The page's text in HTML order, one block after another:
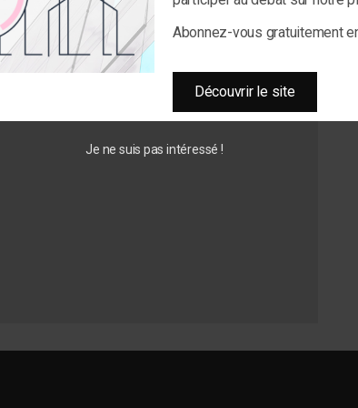
Abonnez-vous gratuitement
Découvrir le site
Je ne suis pas intéressé !